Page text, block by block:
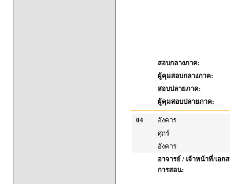
สอบกลางภาค:
ผู้คุมสอบกลางภาค:
สอบปลายภาค:
ผู้คุมสอบปลายภาค:
04
อังคาร
ศุกร์
อังคาร
อาจารย์ / เจ้าหน้าที่/เอก
การสอน: